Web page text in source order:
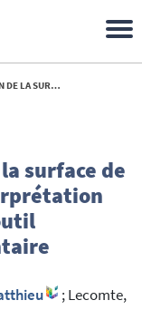
À L'INVENTAIRE FORESTIER RÉGIONAL - 2013
surface de
;Lecomte,